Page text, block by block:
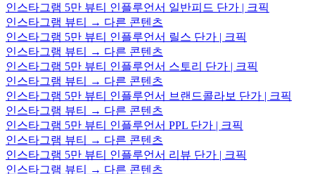
인스타그램 5만 뷰티 인플루언서 일반피드 단가 | 크픽
인스타그램 뷰티 → 다른 콘텐츠
인스타그램 5만 뷰티 인플루언서 릴스 단가 | 크픽
인스타그램 뷰티 → 다른 콘텐츠
인스타그램 5만 뷰티 인플루언서 스토리 단가 | 크픽
인스타그램 뷰티 → 다른 콘텐츠
인스타그램 5만 뷰티 인플루언서 브랜드콜라보 단가 | 크픽
인스타그램 뷰티 → 다른 콘텐츠
인스타그램 5만 뷰티 인플루언서 PPL 단가 | 크픽
인스타그램 뷰티 → 다른 콘텐츠
인스타그램 5만 뷰티 인플루언서 리뷰 단가 | 크픽
인스타그램 뷰티 → 다른 콘텐츠